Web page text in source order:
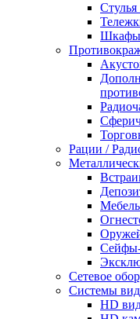
Шкафы
Рации /
Сейфы-
Сетевое
Системы
HD